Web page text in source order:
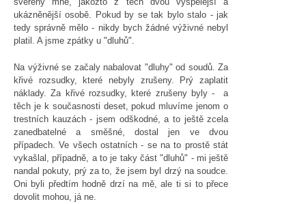
ukázněnější osobě. Pokud by se tak bylo stalo - jak
tedy správně mělo - nikdy bych žádné výživné nebyl
platil. A jsme zpátky u "dluhů".
Na výživné se začaly nabalovat "dluhy" od soudů. Za
křivé rozsudky, které nebyly zrušeny. Prý zaplatit
náklady. Za křivé rozsudky, které zrušeny byly - a
těch je k současnosti deset, pokud mluvíme jenom o
trestních kauzách - jsem odškodné, a to ještě zcela
zanedbatelné a směšné, dostal jen ve dvou
případech. Ve všech ostatních - se na to prostě stát
vykašlal, případně, a to je taky část "dluhů" - mi ještě
nandal pokuty, prý za to, že jsem byl drzý na soudce.
Oni byli předtím hodně drzí na mě, ale ti si to přece
dovolit mohou, já ne.